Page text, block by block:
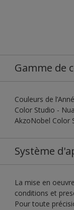
Gamme de
Couleurs de
Color Studio -
AkzoNobel Color
Système
La mise en
conditions et
Pour toute